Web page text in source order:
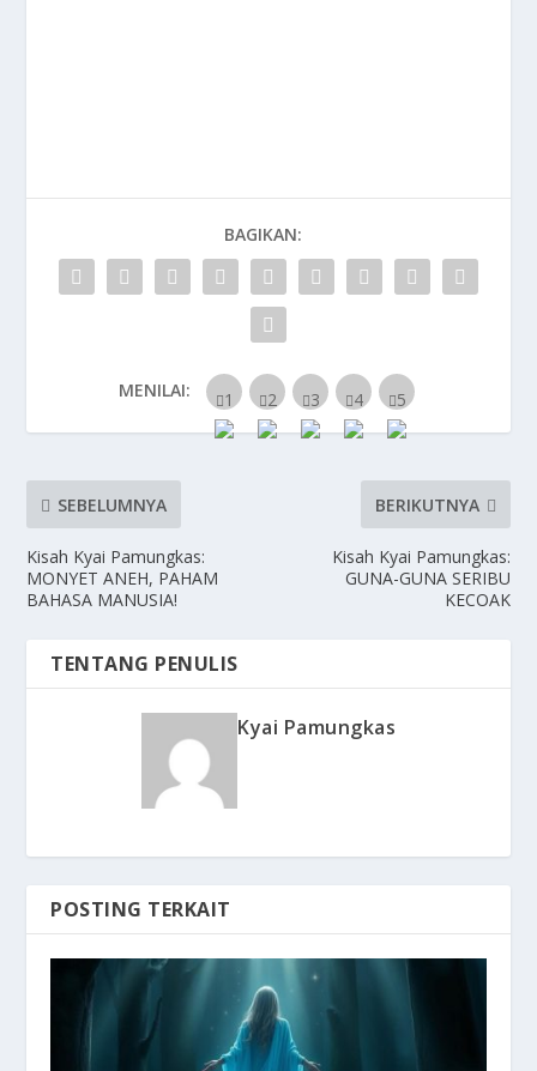
BAGIKAN:
MENILAI:
SEBELUMNYA
Kisah Kyai Pamungkas:
MONYET ANEH, PAHAM
BAHASA MANUSIA!
BERIKUTNYA
Kisah Kyai Pamungkas:
GUNA-GUNA SERIBU
KECOAK
TENTANG PENULIS
Kyai Pamungkas
POSTING TERKAIT